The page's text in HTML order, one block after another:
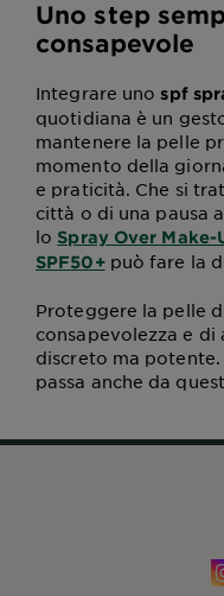
Uno step
consapevole
Integrare unospf
quotidiana è un
mantenere la pelle
momento della
e praticità. Che si
città o di una pausa
lo Spray Over Make-
SPF50+può fare la
Proteggere la pelle
consapevolezza e
discreto ma potente.
passa anche da